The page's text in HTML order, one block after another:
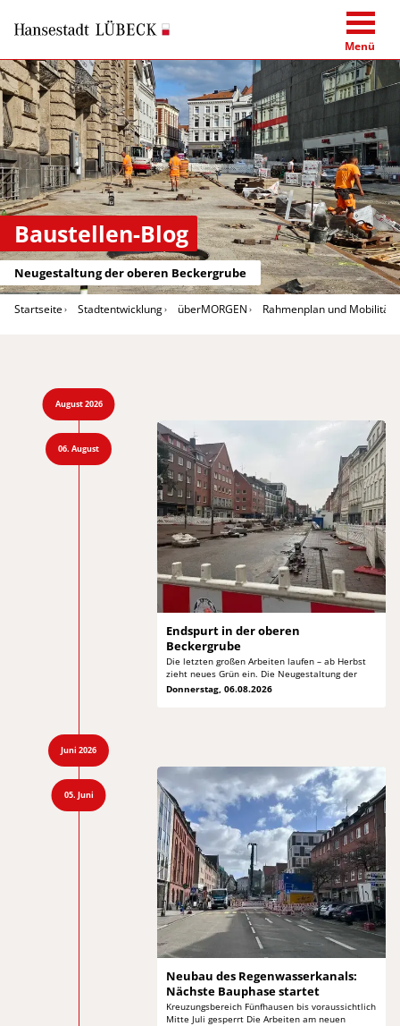
Menü
Baustellen-Blog
Neugestaltung der oberen Beckergrube
Startseite Stadtentwicklung überMORGEN Rahmenplan und
August 2026
06. August
Endspurt in deroberen
Beckergrube
Die letzten großen Arbeiten laufen – ab Herbst
zieht neues Grün ein. Die Neugestaltung der
Donnerstag, 06.08.2026
Juni 2026
05. Juni
Neubau des Regenwasserkanals:
Nächste Bauphase startet
Kreuzungsbereich Fünfhausen bis voraussichtlich
Mitte Juli gesperrt Die Arbeiten am neuen